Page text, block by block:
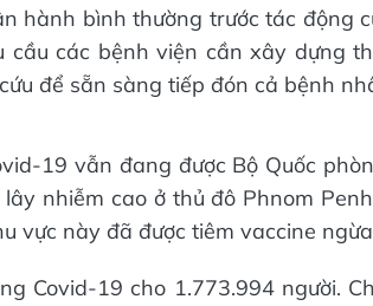
hành bình thường trước tác động
cầu các bệnh viện cần xây dựng
để sẵn sàng tiếp đón cả bệnh
19 vẫn đang được Bộ Quốc
nhiễm cao ở thủ đô Phnom
vực này đã được tiêm vaccine
Covid-19 cho 1.773.994 người.